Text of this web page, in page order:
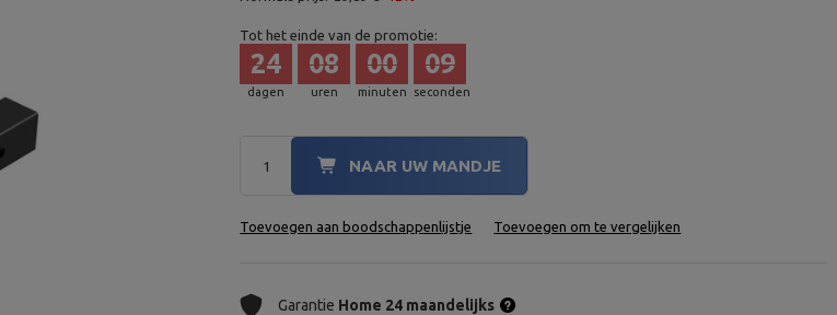
Tot het einde van de promotie:
dagen
24
uren
08
minuten
00
seconden
08
NAAR UW MANDJE
Toevoegen aan boodschappenlijstje Toevoegen om te vergelijken
Garantie Home 24 maandelijks